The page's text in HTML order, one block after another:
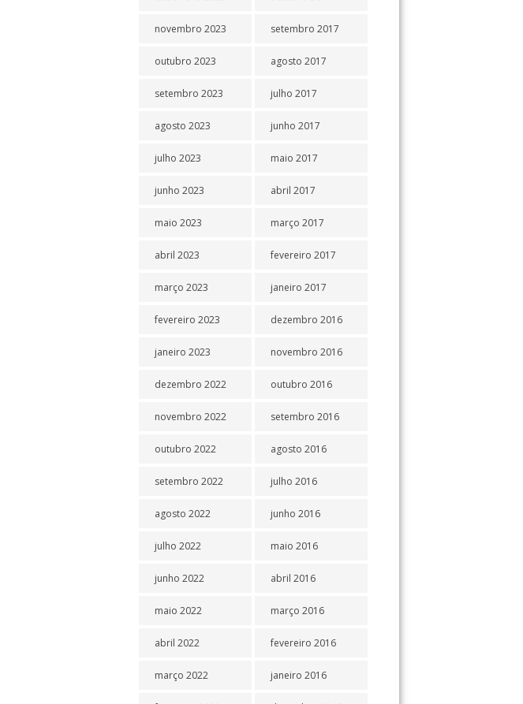
novembro 2023
outubro 2023
setembro 2023
agosto 2023
julho 2023
junho 2023
maio 2023
abril 2023
março 2023
fevereiro 2023
janeiro 2023
dezembro 2022
novembro 2022
outubro 2022
setembro 2022
agosto 2022
julho 2022
junho 2022
maio 2022
abril 2022
março 2022
setembro 2017
agosto 2017
julho 2017
junho 2017
maio 2017
abril 2017
março 2017
fevereiro 2017
janeiro 2017
dezembro 2016
novembro 2016
outubro 2016
setembro 2016
agosto 2016
julho 2016
junho 2016
maio 2016
abril 2016
março 2016
fevereiro 2016
janeiro 2016